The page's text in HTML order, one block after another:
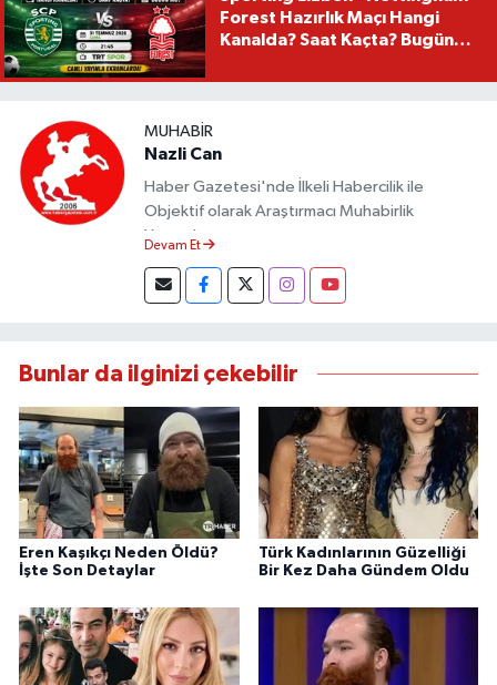
Forest Hazırlık Maçı Hangi
Kanalda? Saat Kaçta? Bugün
MUHABIR
Nazli Can
Haber Gazetesi'nde İlkeli Habercilik ile
Objektif olarak Araştırmacı Muhabirlik
Yapmaktayım.
Devam Et
Bunlar da ilginizi çekebilir
Eren Kaşıkçı Neden Öldü?
İşte Son Detaylar
Türk Kadınlarının Güzelliği
Bir Kez Daha Gündem Oldu